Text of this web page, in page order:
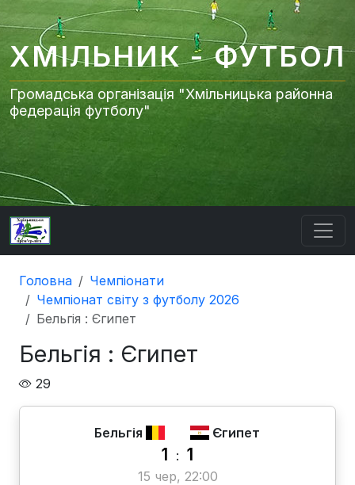
ХМІЛЬНИК - ФУТБОЛ
Громадська організація "Хмільницька районна
федерація футболу"
Головна
Чемпіонати
Чемпіонат світу з футболу 2026
Бельгія : Єгипет
Бельгія : Єгипет
29
Бельгія Єгипет
1 : 1
15 чер, 22:00